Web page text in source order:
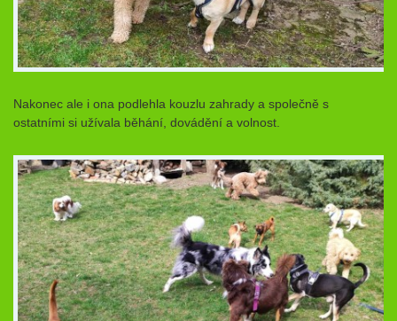
Nakonec ale i ona podlehla kouzlu zahrady a společně s
ostatními si užívala běhání, dovádění a volnost.